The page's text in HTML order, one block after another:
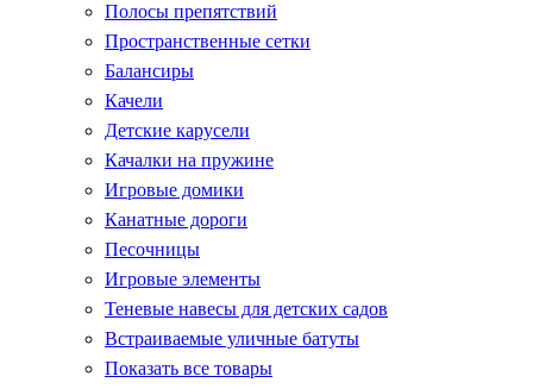
Полосы препятствий
Пространственные сетки
Балансиры
Качели
Детские карусели
Качалки на пружине
Игровые домики
Канатные дороги
Песочницы
Игровые элементы
Теневые навесы для детских садов
Встраиваемые уличные батуты
Показать все товары